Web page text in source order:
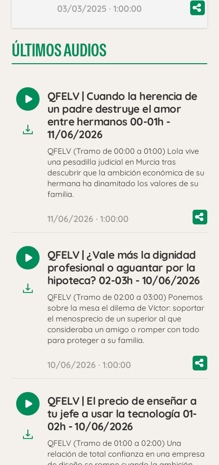
03/03/2025 · 1:00:00
ÚLTIMOS AUDIOS
Reproducir
audio
QFELV | Cuando la herencia de
un padre destruye el amor
entre hermanos 00-01h -
11/06/2026
QFELV (Tramo de 00:00 a 01:00) Lola vive
una pesadilla judicial en Murcia tras
descubrir que la ambición económica de su
hermana ha dinamitado los valores de su
familia.
11/06/2026 · 1:00:00
Reproducir
audio
QFELV | ¿Vale más la dignidad
profesional o aguantar por la
hipoteca? 02-03h - 10/06/2026
QFELV (Tramo de 02:00 a 03:00) Ponemos
sobre la mesa el dilema de Víctor: soportar
el menosprecio de un superior al que
consideraba un amigo o romper con todo
para proteger a su familia.
10/06/2026 · 1:00:00
Reproducir
audio
QFELV | El precio de enseñar a
tu jefe a usar la tecnología 01-
02h - 10/06/2026
QFELV (Tramo de 01:00 a 02:00) Una
relación de total confianza en una empresa